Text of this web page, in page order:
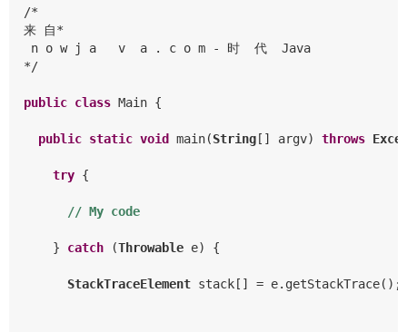
/*
来 自*
n o w j a   v  a . c o m - 时  代  Java
*/
public class Main {
public static void main(String[] argv) throws
try {
// My code
    }
catch (Throwable e) {
StackTraceElement stack[] = e.getStackTrace();